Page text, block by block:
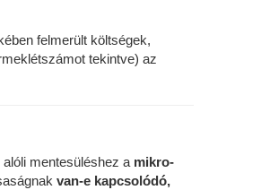
felmerült költségek,
tekintve) az
mentesüléshez a mikro-
van-e kapcsolódó,